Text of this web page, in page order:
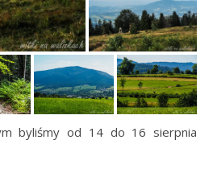
byliśmy od 14 do 16 sierpnia